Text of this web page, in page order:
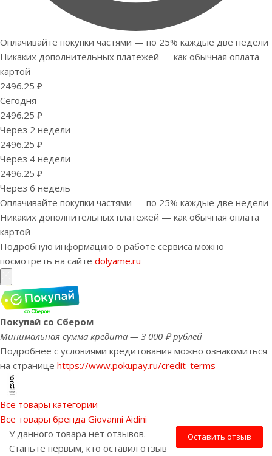
Оплачивайте покупки частями — по 25% каждые две недели
Никаких дополнительных платежей — как обычная оплата
картой
2496.25 ₽
Сегодня
2496.25 ₽
Через 2 недели
2496.25 ₽
Через 4 недели
2496.25 ₽
Через 6 недель
Оплачивайте покупки частями — по 25% каждые две недели
Никаких дополнительных платежей — как обычная оплата
картой
Подробную информацию о работе сервиса можно
посмотреть на сайте dolyame.ru
Покупай со Сбером
Минимальная сумма кредита — 3 000 ₽ рублей
Подробнее с условиями кредитования можно ознакомиться
на странице https://www.pokupay.ru/credit_terms
Все товары категории
Все товары бренда Giovanni Aidini
Оставить отзыв
У данного товара нет отзывов.
Станьте первым, кто оставил отзыв